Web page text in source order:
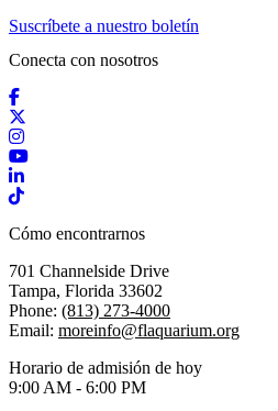
Suscríbete a nuestro boletín
Conecta con nosotros
Facebook
Instagram
YouTube
LinkedIn
TikTok
Cómo encontrarnos
701 Channelside Drive
Tampa, Florida 33602
Phone: (813) 273-4000
Email: moreinfo@flaquarium.org
Horario de admisión de hoy
9:00 AM - 6:00 PM